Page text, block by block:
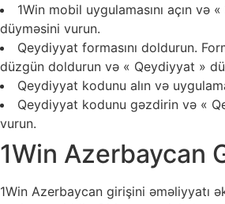
1Win mobil uygulamasını açın və
düyməsini vurun.
Qeydiyyat formasını doldurun.
düzgün doldurun və « Qeydiyyat »
Qeydiyyat kodunu alın və
Qeydiyyat kodunu gəzdirin və «
vurun.
1Win Azerbaycan
1Win Azerbaycan girişini əməliyyatı